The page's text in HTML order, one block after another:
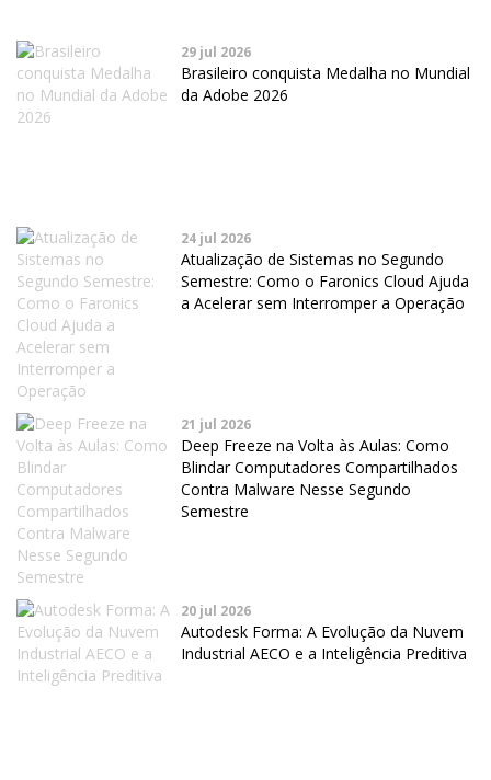
29 jul 2026
Brasileiro conquista Medalha no Mundial
da Adobe 2026
24 jul 2026
Atualização de Sistemas no Segundo
Semestre: Como o Faronics Cloud Ajuda
a Acelerar sem Interromper a Operação
21 jul 2026
Deep Freeze na Volta às Aulas: Como
Blindar Computadores Compartilhados
Contra Malware Nesse Segundo
Semestre
20 jul 2026
Autodesk Forma: A Evolução da Nuvem
Industrial AECO e a Inteligência Preditiva